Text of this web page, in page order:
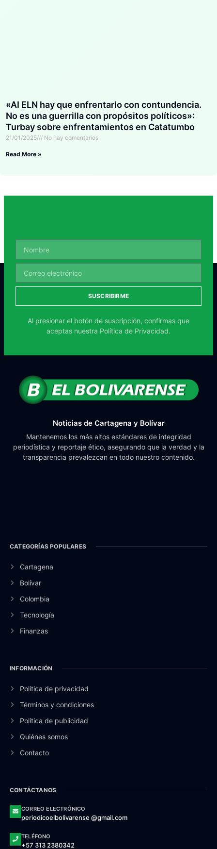
«AI ELN hay que enfrentarlo con contundencia.
No es una guerrilla con propósitos políticos»:
Turbay sobre enfrentamientos en Catatumbo
21/01/2025 No hay comentarios
Read More »
SUSCRIBIRME
Al presionar el botón de suscripción, confirmas que
aceptas nuestra Política de Privacidad.
Noticias de Cartagena y Bolívar
Mantenemos los más altos estándares de integridad
periodística y reportaje ético, asegurando que la verdad y la
transparencia prevalezcan en todo nuestro contenido.
CATEGORÍAS POPULARES
Cartagena
Bolívar
Colombia
Tecnología
Finanzas
INFORMACIÓN
Política de privacidad
Términos y condiciones
Política de publicidad
Quiénes somos
Contacto
CONTÁCTANOS
CORREO ELECTRÓNICO
periodicoelbolivarense @gmail.com
TELÉFONO
+57 313 2380342